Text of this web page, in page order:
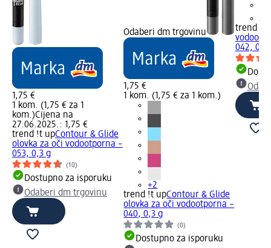
1,75 €
1 kom. (1,75 € za 1
kom.)Cijena na
27.06.2025.: 1,75 €
trend !t upContour & Glide
olovka za oči vodootporna –
053, 0,3 g
(10)
Dostupno za isporuku
Odaberi dm trgovinu
Odaberi dm trgovinu
1,75 €
1 kom. (1,75 € za 1 kom.)
+2
trend !t upContour & Glide
olovka za oči vodootporna –
040, 0,3 g
(0)
Dostupno za isporuku
trend !t
042, 0,5